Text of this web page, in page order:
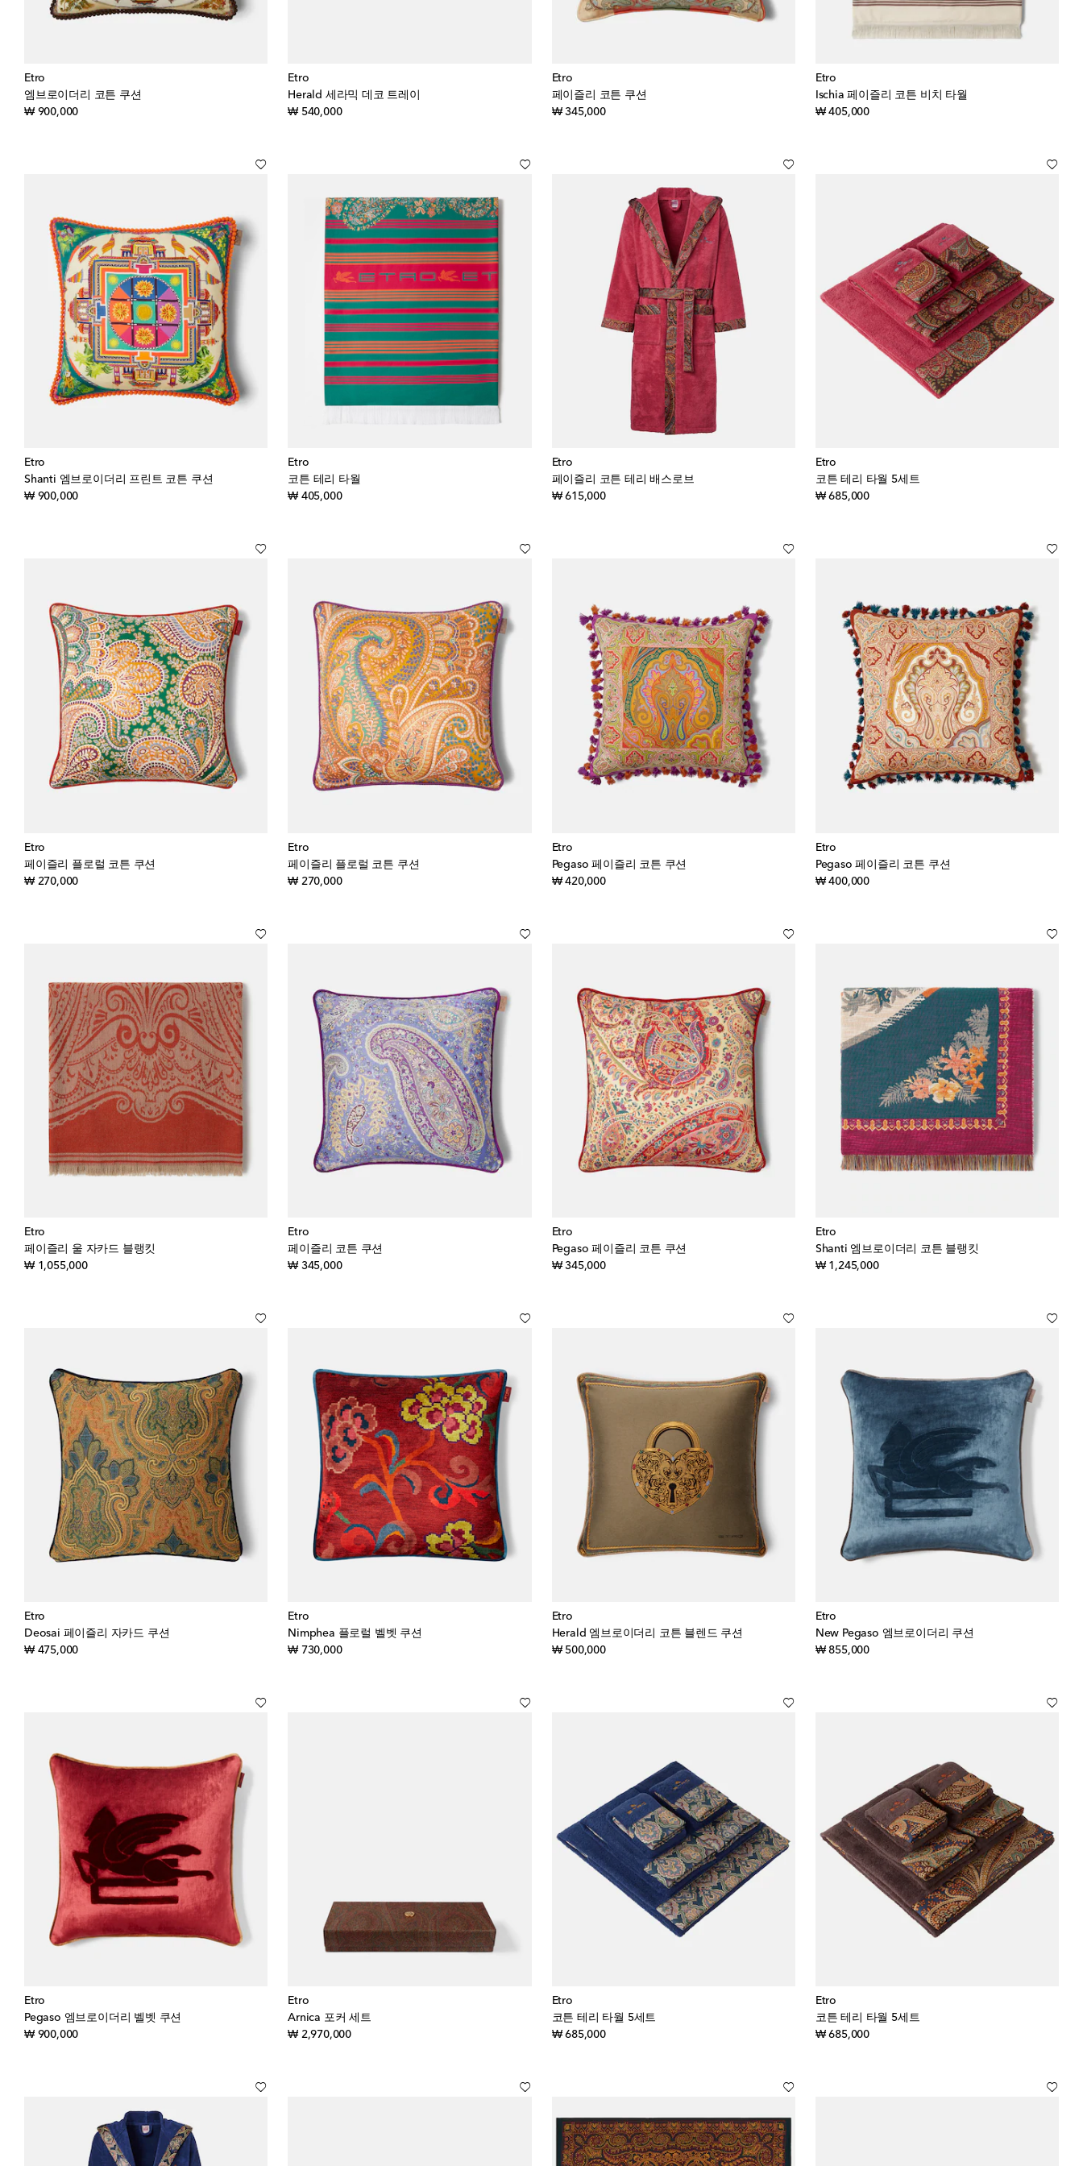
Etro
엠브로이더리 코튼 쿠션
₩ 900,000original price
Etro
Herald 세라믹 데코 트레이
₩ 540,000original price
Etro
페이즐리 코튼 쿠션
₩ 345,000original price
Etro
Ischia 페이즐리 코튼 비치 타월
₩ 405,000original price
Etro
Shanti 엠브로이더리 프린트 코튼 쿠션
₩ 900,000original price
Etro
코튼 테리 타월
₩ 405,000original price
Etro
페이즐리 코튼 테리 배스로브
₩ 615,000original price
Etro
코튼 테리 타월 5세트
₩ 685,000original price
Etro
페이즐리 플로럴 코튼 쿠션
₩ 270,000original price
Etro
페이즐리 플로럴 코튼 쿠션
₩ 270,000original price
Etro
Pegaso 페이즐리 코튼 쿠션
₩ 420,000original price
Etro
Pegaso 페이즐리 코튼 쿠션
₩ 400,000original price
Etro
페이즐리 울 자카드 블랭킷
₩ 1,055,000original price
Etro
페이즐리 코튼 쿠션
₩ 345,000original price
Etro
Pegaso 페이즐리 코튼 쿠션
₩ 345,000original price
Etro
Shanti 엠브로이더리 코튼 블랭킷
₩ 1,245,000original price
Etro
Deosai 페이즐리 자카드 쿠션
₩ 475,000original price
Etro
Nimphea 플로럴 벨벳 쿠션
₩ 730,000original price
Etro
Herald 엠브로이더리 코튼 블렌드 쿠션
₩ 500,000original price
Etro
New Pegaso 엠브로이더리 쿠션
₩ 855,000original price
Etro
Pegaso 엠브로이더리 벨벳 쿠션
₩ 900,000original price
Etro
Arnica 포커 세트
₩ 2,970,000original price
Etro
코튼 테리 타월 5세트
₩ 685,000original price
Etro
코튼 테리 타월 5세트
₩ 685,000original price